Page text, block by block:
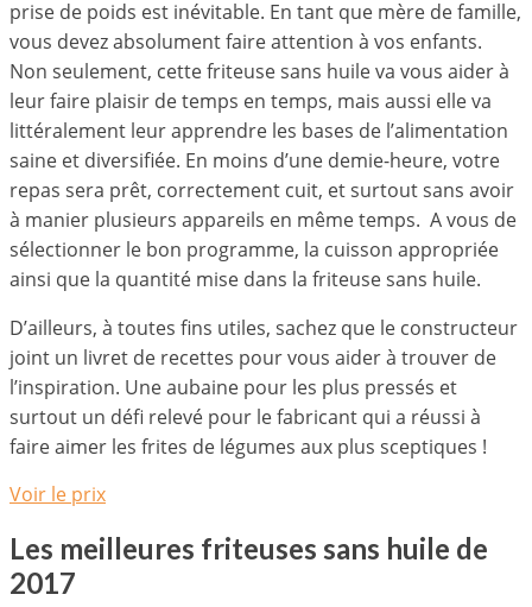
prise de poids est inévitable. En tant que mère de famille,
vous devez absolument faire attention à vos enfants.
Non seulement, cette friteuse sans huile va vous aider à
leur faire plaisir de temps en temps, mais aussi elle va
littéralement leur apprendre les bases de l’alimentation
saine et diversifiée. En moins d’une demie-heure, votre
repas sera prêt, correctement cuit, et surtout sans avoir
à manier plusieurs appareils en même temps. A vous de
sélectionner le bon programme, la cuisson appropriée
ainsi que la quantité mise dans la friteuse sans huile.
D’ailleurs, à toutes fins utiles, sachez que le constructeur
joint un livret de recettes pour vous aider à trouver de
l’inspiration. Une aubaine pour les plus pressés et
surtout un défi relevé pour le fabricant qui a réussi à
faire aimer les frites de légumes aux plus sceptiques !
Voir le prix
Les meilleures friteuses sans huile de
2017